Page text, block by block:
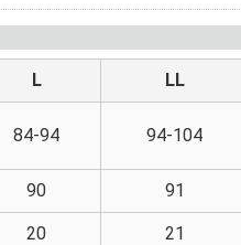
L LL
84-94 94-104
90 91
20 21